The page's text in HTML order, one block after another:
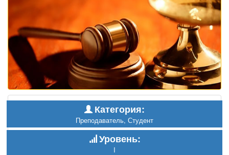
Категория:
Преподаватель, Студент
Уровень:
I